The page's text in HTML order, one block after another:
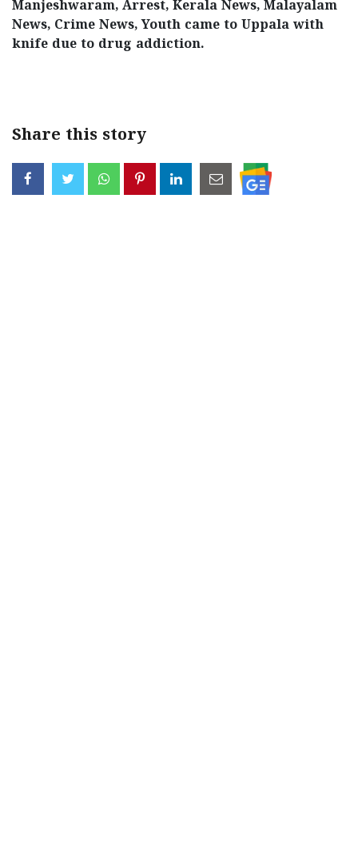
Manjeshwaram, Arrest, Kerala News, Malayalam
News, Crime News, Youth came to Uppala with
knife due to drug addiction.
Share this story